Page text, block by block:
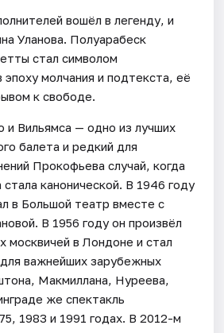
вошёл в легенду, и
Уланова. Полуарабеск
стал символом
эпоху молчания и подтекста, её
к свободе.
и Вильямса — одно из лучших
балета и редкий для
Прокофьева случай, когда
стала канонической. В 1946 году
в Большой театр вместе с
В 1956 году он произвёл
москвичей в Лондоне и стал
важнейших зарубежных
Макмиллана, Нуреева,
же спектакль
1983 и 1991 годах. В 2012-м